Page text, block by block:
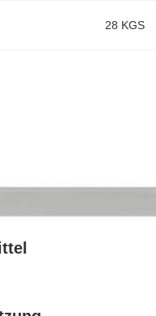
28 KGS